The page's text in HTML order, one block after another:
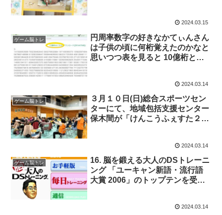
をしました☺️ 子供達が帰って来
てからは利用者様が紙芝居を読ん
でくださいました☺️ありがとうご
ざいます?
2024.03.15
ゲーム脳トレ
円周率数字の好きなかてぃんさん
は子供の頃に何桁覚えたのかなと
思いつつ表を見ると 10億桁とい
た1分前の自分を猛反省する険し
い道のりだったので違う脳トレ探
します⚐ﾞ
2024.03.14
ゲーム脳トレ
３月１０日(日)総合スポーツセン
ターにて、地域包括支援センター
保木間が「けんこうふぇすた２０
のもと、健康体操やダーツ、輪投
げ、アロマのしおり作り、脳トレ
などのブースがあり、子どもから
高齢者まで多くの方が楽しまれて
2024.03.14
ゲーム脳トレ
16. 脳を鍛える大人のDSトレーニ
ング 「ユーキャン新語・流行語
大賞 2006」のトップテンを受賞
た。このソフトでも脳年齢を測っ
2024.03.14